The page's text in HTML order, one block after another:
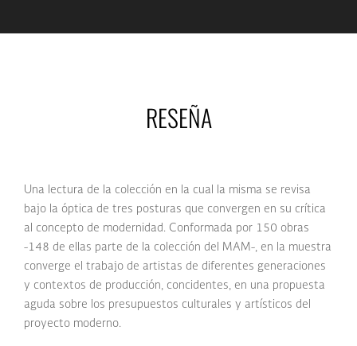
RESEÑA
Una lectura de la colección en la cual la misma se revisa
bajo la óptica de tres posturas que convergen en su crítica
al concepto de modernidad. Conformada por 150 obras
-148 de ellas parte de la colección del MAM-, en la muestra
converge el trabajo de artistas de diferentes generaciones
y contextos de producción, concidentes, en una propuesta
aguda sobre los presupuestos culturales y artísticos del
proyecto moderno.